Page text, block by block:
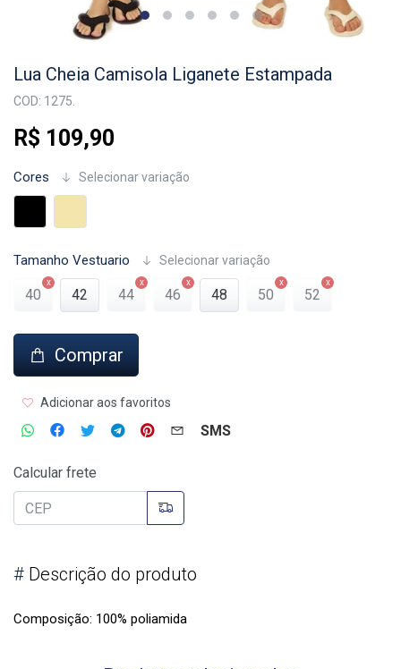
Lua Cheia Camisola Liganete Estampada
COD: 1275.
R$ 109,90
Cores Selecionar variação
Tamanho Vestuario Selecionar variação
40 42 44 46 48 50 52
Comprar
Adicionar aos favoritos
SMS
Calcular frete
# Descrição do produto
Composição: 100% poliamida